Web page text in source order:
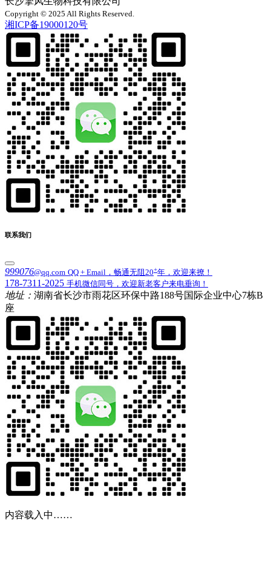
Copyright © 2025 All Rights Reserved.
湘ICP备19000120号
联系我们
999076@qq.com QQ + Email，畅通无阻20+年，欢迎来撩！
178-7311-2025 手机微信同号，欢迎新老客户来电垂询！
地址： 湖南省长沙市雨花区环保中路188号国际企业中心7栋B
座
内容载入中……